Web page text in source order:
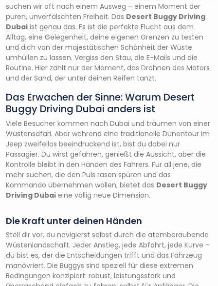
suchen wir oft nach einem Ausweg – einem Moment der
puren, unverfälschten Freiheit. Das Desert Buggy Driving
Dubai ist genau das. Es ist die perfekte Flucht aus dem
Alltag, eine Gelegenheit, deine eigenen Grenzen zu testen
und dich von der majestätischen Schönheit der Wüste
umhüllen zu lassen. Vergiss den Stau, die E-Mails und die
Routine. Hier zählt nur der Moment, das Dröhnen des Motors
und der Sand, der unter deinen Reifen tanzt.
Das Erwachen der Sinne: Warum Desert
Buggy Driving Dubai anders ist
Viele Besucher kommen nach Dubai und träumen von einer
Wüstensafari. Aber während eine traditionelle Dünentour im
Jeep zweifellos beeindruckend ist, bist du dabei nur
Passagier. Du wirst gefahren, genießt die Aussicht, aber die
Kontrolle bleibt in den Händen des Fahrers. Für all jene, die
mehr suchen, die den Puls rasen spüren und das
Kommando übernehmen wollen, bietet das Desert Buggy
Driving Dubai eine völlig neue Dimension.
Die Kraft unter deinen Händen
Stell dir vor, du navigierst selbst durch die atemberaubende
Wüstenlandschaft. Jeder Anstieg, jede Abfahrt, jede Kurve –
du bist es, der die Entscheidungen trifft und das Fahrzeug
manövriert. Die Buggys sind speziell für diese extremen
Bedingungen konzipiert: robust, leistungsstark und